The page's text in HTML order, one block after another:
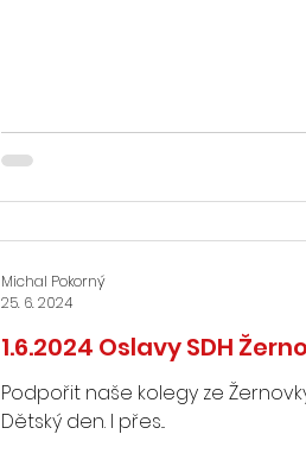
1.6.2024 Oslavy SDH
Podpořit naše kolegy ze
Dětský den. I přes...
Michal Pokorný
25. 6. 2024